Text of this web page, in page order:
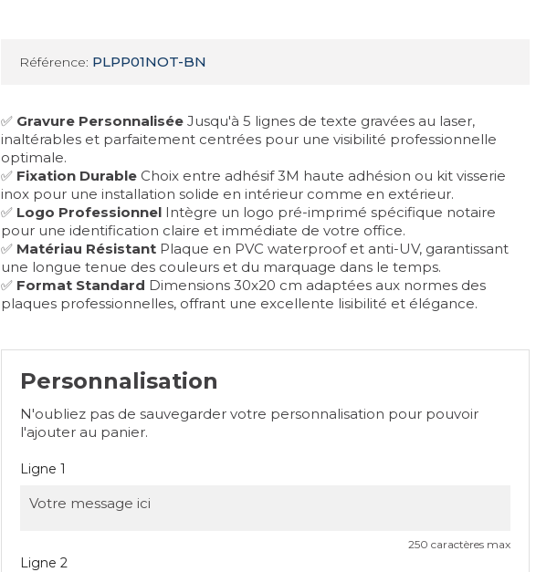
Référence: PLPP01NOT-BN
✅ Gravure Personnalisée Jusqu'à 5 lignes de texte gravées au laser,
inaltérables et parfaitement centrées pour une visibilité professionnelle
optimale.
✅ Fixation Durable Choix entre adhésif 3M haute adhésion ou kit visserie
inox pour une installation solide en intérieur comme en extérieur.
✅ Logo Professionnel Intègre un logo pré-imprimé spécifique notaire
pour une identification claire et immédiate de votre office.
✅ Matériau Résistant Plaque en PVC waterproof et anti-UV, garantissant
une longue tenue des couleurs et du marquage dans le temps.
✅ Format Standard Dimensions 30x20 cm adaptées aux normes des
plaques professionnelles, offrant une excellente lisibilité et élégance.
Personnalisation
N'oubliez pas de sauvegarder votre personnalisation pour pouvoir
l'ajouter au panier.
Ligne 1
250 caractères max
Ligne 2